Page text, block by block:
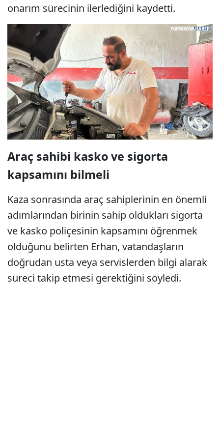
onarım sürecinin ilerlediğini kaydetti.
Araç sahibi kasko ve sigorta
kapsamını bilmeli
Kaza sonrasında araç sahiplerinin en önemli
adımlarından birinin sahip oldukları sigorta
ve kasko poliçesinin kapsamını öğrenmek
olduğunu belirten Erhan, vatandaşların
doğrudan usta veya servislerden bilgi alarak
süreci takip etmesi gerektiğini söyledi.